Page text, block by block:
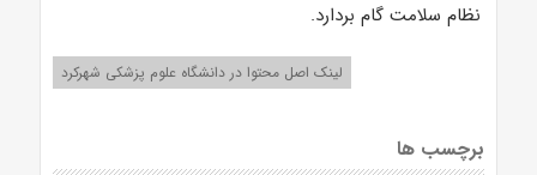
نظام سلامت گام بردارد.
لینک اصل محتوا در دانشگاه علوم پزشکی شهرکرد
برچسب ها